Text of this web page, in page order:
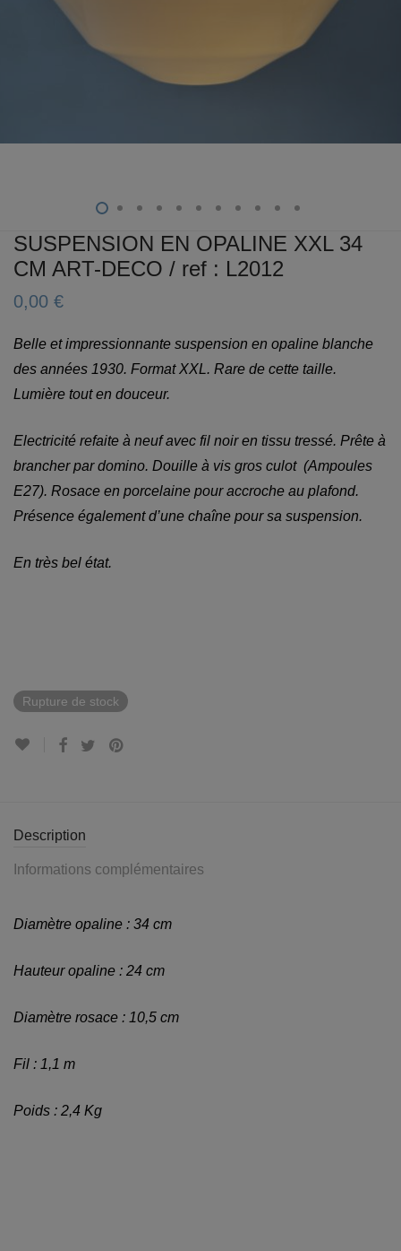
SUSPENSION EN OPALINE XXL 34
CM ART-DECO / ref : L2012
0,00 €
Belle et impressionnante suspension en opaline blanche
des années 1930. Format XXL. Rare de cette taille.
Lumière tout en douceur.
Electricité refaite à neuf avec fil noir en tissu tressé. Prête à
brancher par domino. Douille à vis gros culot (Ampoules
E27). Rosace en porcelaine pour accroche au plafond.
Présence également d’une chaîne pour sa suspension.
En très bel état.
Rupture de stock
Description
Informations complémentaires
Diamètre opaline : 34 cm
Hauteur opaline : 24 cm
Diamètre rosace : 10,5 cm
Fil : 1,1 m
Poids : 2,4 Kg